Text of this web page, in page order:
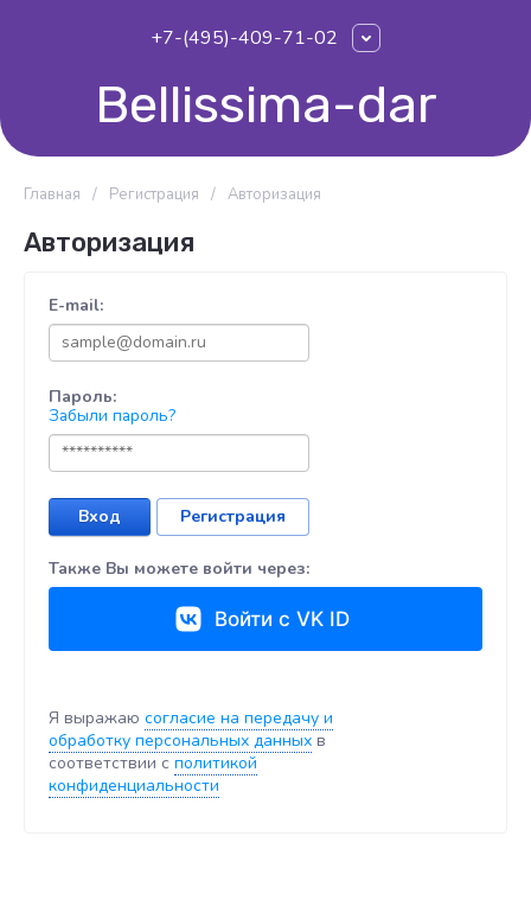
+7-(495)-409-71-02
Bellissima-dar
Главная / Регистрация / Авторизация
Авторизация
E-mail:
Пароль:
Забыли пароль?
Регистрация
Вход
Также Вы можете войти через:
Войти с VK ID
Я выражаю согласие на передачу и
обработку персональных данных в
соответствии с политикой
конфиденциальности